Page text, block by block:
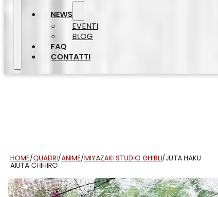
NEWS
EVENTI
BLOG
FAQ
CONTATTI
HOME/QUADRI/ANIME/MIYAZAKI STUDIO GHIBLI/JUTA HAKU
AIUTA CHIHIRO